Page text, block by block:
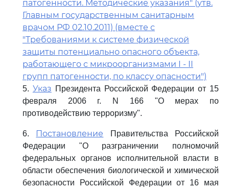
патогенности. Методические указания" (утв.
Главным государственным санитарным
врачом РФ 02.10.2011) (вместе с
"Требованиями к системе физической
защиты потенциально опасного объекта,
работающего с микроорганизмами I - II
групп патогенности, по классу опасности")
5. Указ Президента Российской Федерации от 15
февраля 2006 г. N 166 "О мерах по
противодействию терроризму".
6. Постановление Правительства Российской
Федерации "О разграничении полномочий
федеральных органов исполнительной власти в
области обеспечения биологической и химической
безопасности Российской Федерации от 16 мая